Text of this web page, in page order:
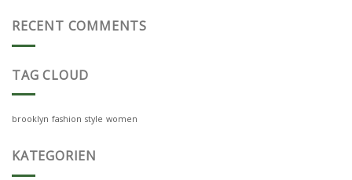
RECENT COMMENTS
TAG CLOUD
brooklyn fashion style women
KATEGORIEN